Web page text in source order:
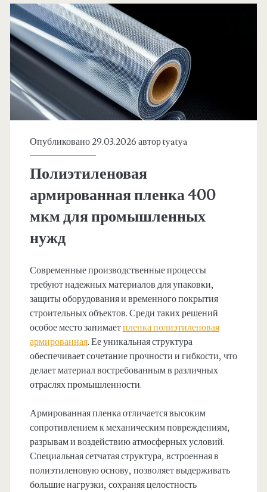
Опубликовано 29.03.2026 авторtyatya
Полиэтиленовая
армированная пленка 400
мкм для промышленных
нужд
Современные производственные процессы
требуют надежных материалов для упаковки,
защиты оборудования и временного покрытия
строительных объектов. Среди таких решений
особое место занимаетпленка полиэтиленовая
армированная. Ее уникальная структура
обеспечивает сочетание прочности и гибкости, что
делает материал востребованным в различных
отраслях промышленности.
Армированная пленка отличается высоким
сопротивлением к механическим повреждениям,
разрывам и воздействию атмосферных условий.
Специальная сетчатая структура, встроенная в
полиэтиленовую основу, позволяет выдерживать
большие нагрузки, сохраняя целостность